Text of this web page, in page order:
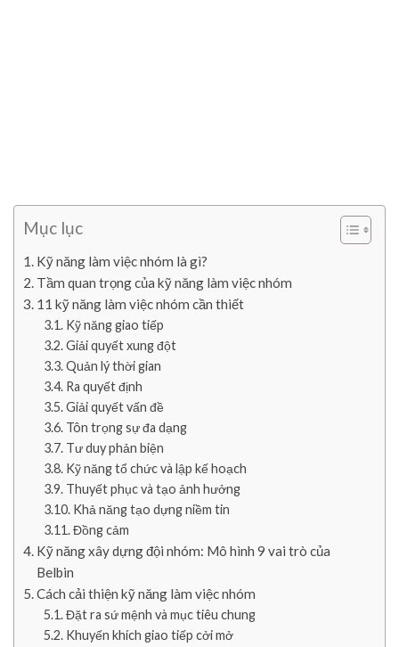
Mục lục
Kỹ năng làm việc nhóm là gì?
Tầm quan trọng của kỹ năng làm việc nhóm
11 kỹ năng làm việc nhóm cần thiết
Kỹ năng giao tiếp
Giải quyết xung đột
Quản lý thời gian
Ra quyết định
Giải quyết vấn đề
Tôn trọng sự đa dạng
Tư duy phản biện
Kỹ năng tổ chức và lập kế hoạch
Thuyết phục và tạo ảnh hưởng
Khả năng tạo dựng niềm tin
Đồng cảm
Kỹ năng xây dựng đội nhóm: Mô hình 9 vai trò của
Belbin
Cách cải thiện kỹ năng làm việc nhóm
Đặt ra sứ mệnh và mục tiêu chung
Khuyến khích giao tiếp cởi mở